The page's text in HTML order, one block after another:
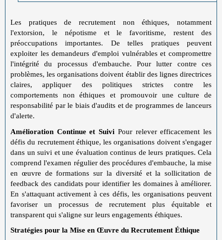
Les pratiques de recrutement non éthiques, notamment
l'extorsion, le népotisme et le favoritisme, restent des
préoccupations importantes. De telles pratiques peuvent
exploiter les demandeurs d'emploi vulnérables et compromettre
l'intégrité du processus d'embauche. Pour lutter contre ces
problèmes, les organisations doivent établir des lignes directrices
claires, appliquer des politiques strictes contre les
comportements non éthiques et promouvoir une culture de
responsabilité par le biais d'audits et de programmes de lanceurs
d'alerte.
Amélioration Continue et Suivi Pour relever efficacement les
défis du recrutement éthique, les organisations doivent s'engager
dans un suivi et une évaluation continus de leurs pratiques. Cela
comprend l'examen régulier des procédures d'embauche, la mise
en œuvre de formations sur la diversité et la sollicitation de
feedback des candidats pour identifier les domaines à améliorer.
En s'attaquant activement à ces défis, les organisations peuvent
favoriser un processus de recrutement plus équitable et
transparent qui s'aligne sur leurs engagements éthiques.
Stratégies pour la Mise en Œuvre du Recrutement Éthique